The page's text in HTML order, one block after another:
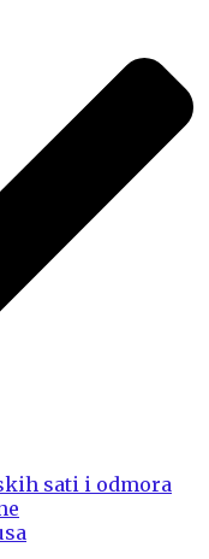
sati i odmora